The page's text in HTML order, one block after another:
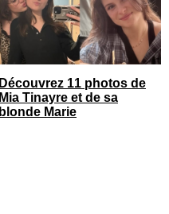
Découvrez 11 photos de
Mia Tinayre et de sa
blonde Marie